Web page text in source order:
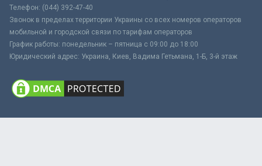
Телефон: (044) 392-47-40
Звонок в пределах территории Украины со всех номеров операторов
мобильной и городской связи по тарифам операторов
График работы: понедельник – пятница с 09:00 до 18:00
Юридический адрес: Украина, Киев, Вадима Гетьмана, 1-Б, 3-й этаж